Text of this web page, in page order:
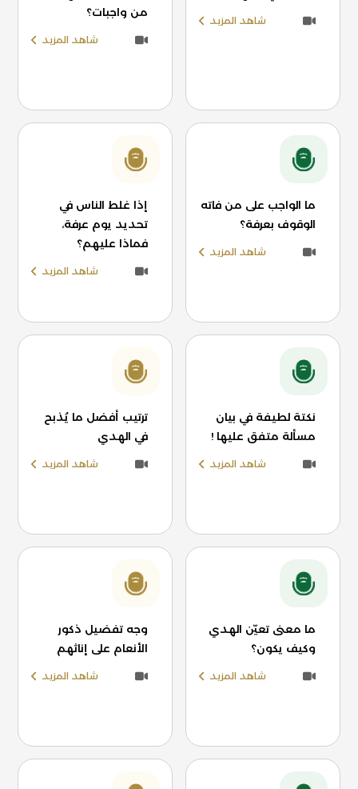
شاهد المزيد
من واجبات؟
شاهد المزيد
ما الواجب على من فاته
الوقوف بعرفة؟
شاهد المزيد
إذا غلط الناس في
تحديد يوم عرفة،
فماذا عليهم؟
شاهد المزيد
نكتة لطيفة في بيان
مسألة متفق عليها !
شاهد المزيد
ترتيب أفضل ما يُذبح
في الهدي
شاهد المزيد
ما معنى تعيّن الهدي
وكيف يكون؟
شاهد المزيد
وجه تفضيل ذكور
الأنعام على إناثهم
شاهد المزيد